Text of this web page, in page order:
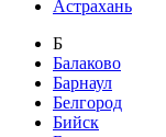
Астрахань
Б
Балаково
Барнаул
Белгород
Бийск